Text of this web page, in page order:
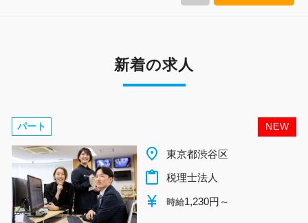
新着の求人
NEW
パート
place 千葉県柏市
content_paste 税理士法人
currency_yen 時給1,140円～